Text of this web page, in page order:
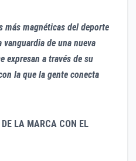
más magnéticas del deporte
de una nueva
expresan a través de su
la que la gente conecta
LA MARCA CON EL